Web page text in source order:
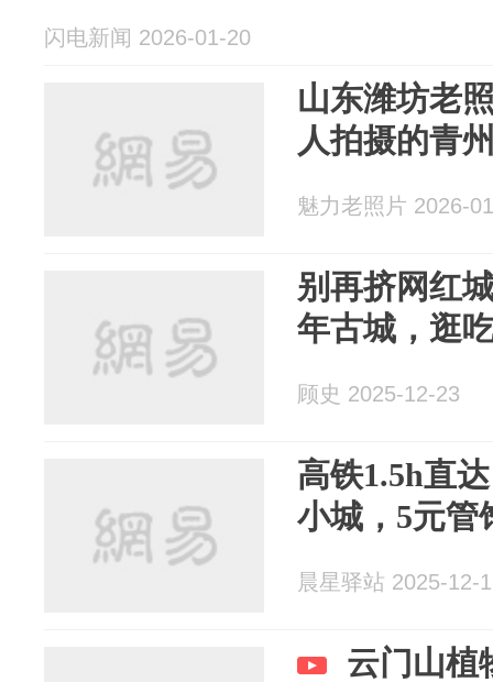
闪电新闻 2026-01-20
山东潍坊老
人拍摄的青
魅力老照片 2026-
别再挤网红
年古城，逛
顾史 2025-12-23
高铁1.5h直
小城，5元管
晨星驿站 2025-12-
云门山植